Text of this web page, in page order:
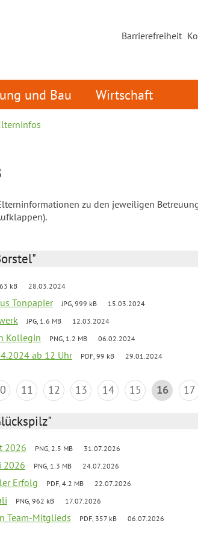
Barrierefreiheit
und Bau Wirtschaft
zu den jeweiligen
kB 28.03.2024
Tonpapier JPG, 999 kB 15.03.2024
JPG, 1.6 MB 12.03.2024
Kollegin PNG, 1.2 MB 06.02.2024
ab 12 Uhr PDF, 99 kB 29.01.2024
11 12 13 14 15 16 17
2026 PNG, 2.5 MB 31.07.2026
2026 PNG, 1.3 MB 24.07.2026
Erfolg PDF, 4.2 MB 22.07.2026
PNG, 962 kB 17.07.2026
Team-Mitglieds PDF, 357 kB 06.07.2026